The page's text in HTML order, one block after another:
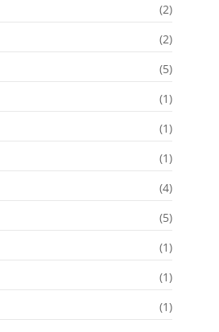
(2)
(2)
(5)
(1)
(1)
(1)
(4)
(5)
(1)
(1)
(1)